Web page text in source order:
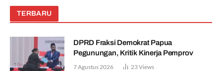
TERBARU
DPRD Fraksi Demokrat Papua
Pegunungan, Kritik Kinerja Pemprov
7 Agustus 2026 23Views